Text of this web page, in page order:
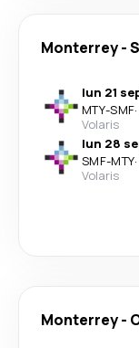
Monterrey-
lun 21
MTY-SMF·
Volaris
lun 28
SMF-MTY·
Volaris
Monterrey-